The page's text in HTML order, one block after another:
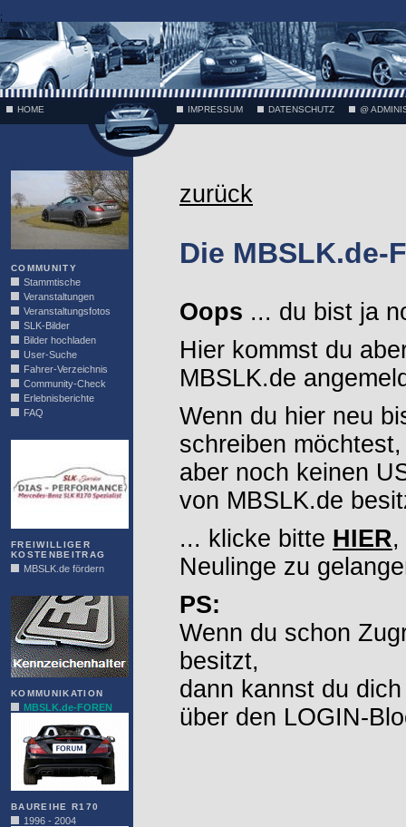
;
HOME IMPRESSUM DATENSCHUTZ @
COMMUNITY
Stammtische
Veranstaltungen
Veranstaltungsfotos
SLK-Bilder
Bilder hochladen
User-Suche
Fahrer-Verzeichnis
Community-Check
Erlebnisberichte
FAQ
FREIWILLIGER
KOSTENBEITRAG
MBSLK.de fördern
KOMMUNIKATION
MBSLK.de-FOREN
BAUREIHE R170
1996 - 2004
zurück
Die MBSLK.de-
Oops ... du bist ja
Hier kommst du
MBSLK.de
Wenn du hier neu
schreiben möchtest,
aber noch keinen
von MBSLK.de
... klicke bitte HIER,
Neulinge zu
PS:
Wenn du schon
besitzt,
dann kannst du
über den LOGIN-